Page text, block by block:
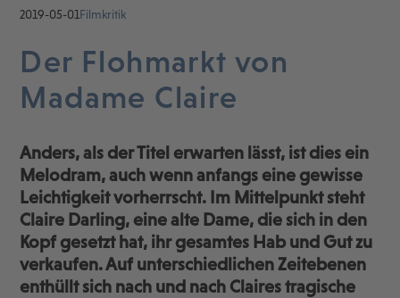
2019-05-01Filmkritik
Der Flohmarkt von
Madame Claire
Anders, als der Titel erwarten lässt, ist dies ein
Melodram, auch wenn anfangs eine gewisse
Leichtigkeit vorherrscht. Im Mittelpunkt steht
Claire Darling, eine alte Dame, die sich in den
Kopf gesetzt hat, ihr gesamtes Hab und Gut zu
verkaufen. Auf unterschiedlichen Zeitebenen
enthüllt sich nach und nach Claires tragische